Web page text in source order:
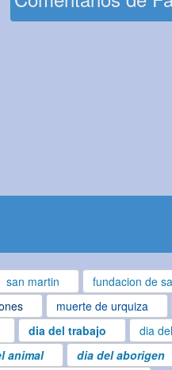
san martin fundacion de
muerte de urquiza
dia del trabajo dia
animal dia del aborigen